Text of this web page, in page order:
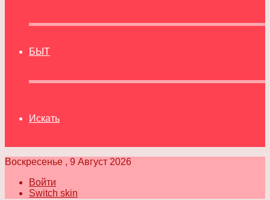
БЫТ
Искать
Воскресенье , 9 Август 2026
Войти
Switch skin